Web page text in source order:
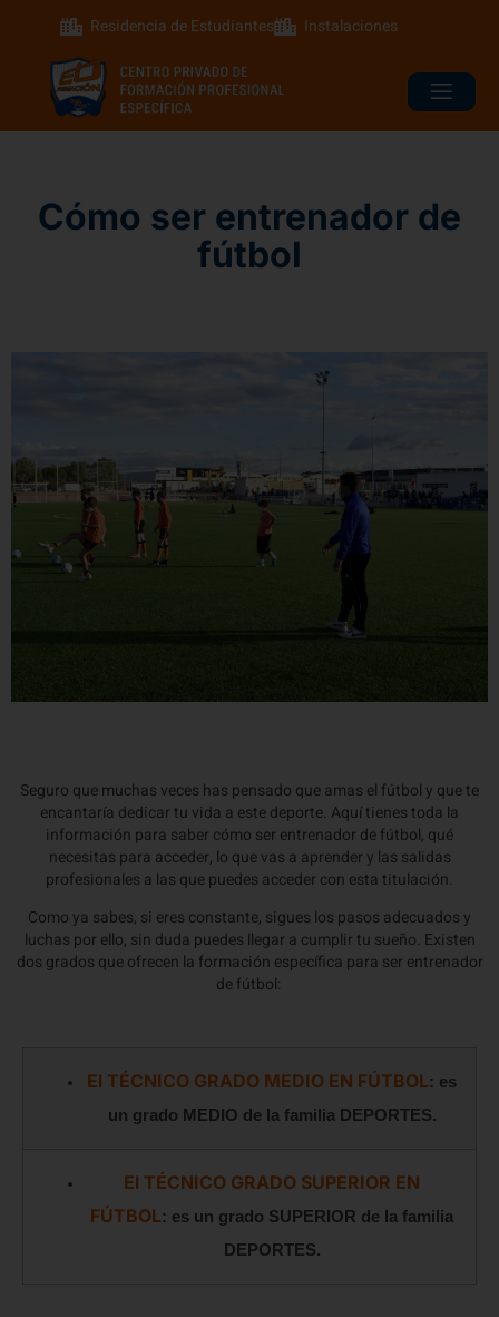
Residencia de Estudiantes Instalaciones
Cómo ser entrenador de
fútbol
Seguro que muchas veces has pensado que amas el fútbol y que te
encantaría dedicar tu vida a este deporte. Aquí tienes toda la
información para saber cómo ser entrenador de fútbol, qué
necesitas para acceder, lo que vas a aprender y las salidas
profesionales a las que puedes acceder con esta titulación.
Como ya sabes, si eres constante, sigues los pasos adecuados y
luchas por ello, sin duda puedes llegar a cumplir tu sueño. Existen
dos grados que ofrecen la formación específica para ser entrenador
de fútbol:
El TÉCNICO GRADO MEDIO EN FÚTBOL: es
un grado MEDIO de la familia DEPORTES.
El TÉCNICO GRADO SUPERIOR EN
FÚTBOL: es un grado SUPERIOR de la familia
DEPORTES.